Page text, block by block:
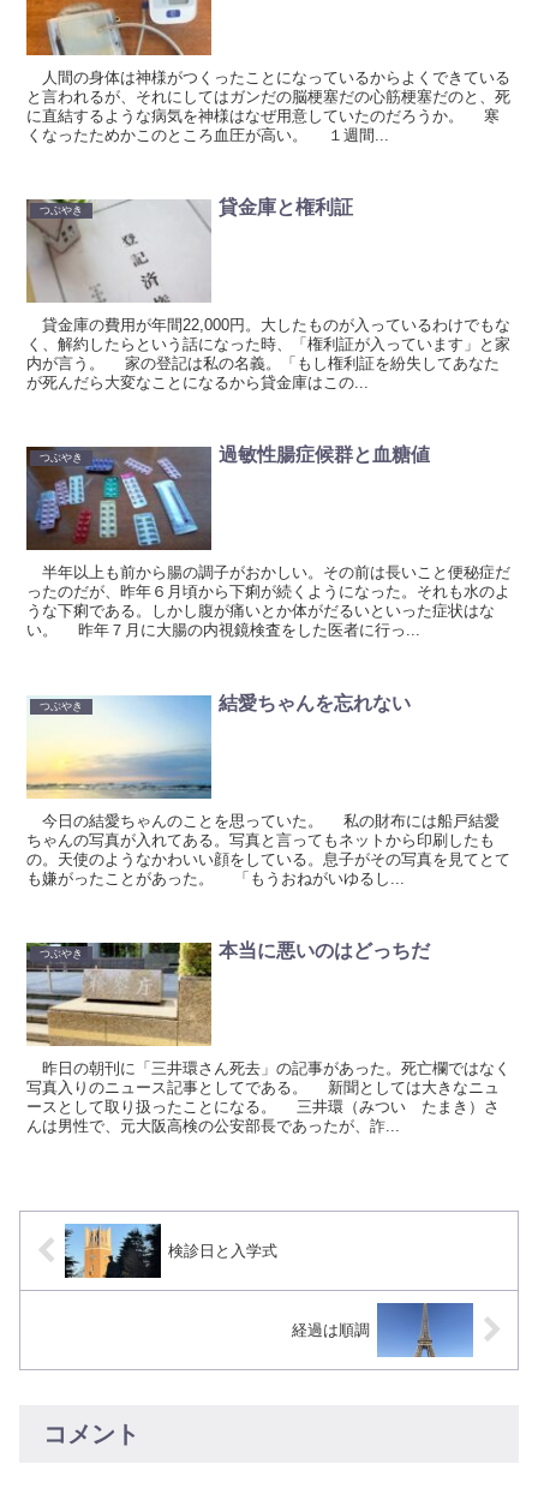
人間の身体は神様がつくったことになっているからよくできている
と言われるが、それにしてはガンだの脳梗塞だの心筋梗塞だのと、死
に直結するような病気を神様はなぜ用意していたのだろうか。 寒
くなったためかこのところ血圧が高い。 １週間...
つぶやき 貸金庫と権利証
貸金庫の費用が年間22,000円。大したものが入っているわけでもな
く、解約したらという話になった時、「権利証が入っています」と家
内が言う。 家の登記は私の名義。「もし権利証を紛失してあなた
が死んだら大変なことになるから貸金庫はこの...
つぶやき 過敏性腸症候群と血糖値
半年以上も前から腸の調子がおかしい。その前は長いこと便秘症だ
ったのだが、昨年６月頃から下痢が続くようになった。それも水のよ
うな下痢である。しかし腹が痛いとか体がだるいといった症状はな
い。 昨年７月に大腸の内視鏡検査をした医者に行っ...
つぶやき 結愛ちゃんを忘れない
今日の結愛ちゃんのことを思っていた。 私の財布には船戸結愛
ちゃんの写真が入れてある。写真と言ってもネットから印刷したも
の。天使のようなかわいい顔をしている。息子がその写真を見てとて
も嫌がったことがあった。 「もうおねがいゆるし...
つぶやき 本当に悪いのはどっちだ
昨日の朝刊に「三井環さん死去」の記事があった。死亡欄ではなく
写真入りのニュース記事としてである。 新聞としては大きなニュ
ースとして取り扱ったことになる。 三井環（みつい たまき）さ
んは男性で、元大阪高検の公安部長であったが、詐...
検診日と入学式
経過は順調
コメント